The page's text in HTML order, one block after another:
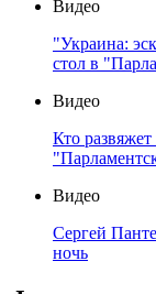
Видео
"Украина:
стол в
Видео
Кто
Видео
Сергей
ночь